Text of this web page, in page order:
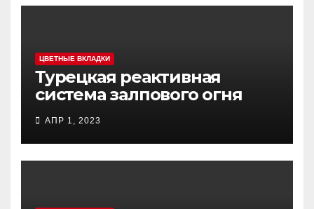
ЦВЕТНЫЕ ВКЛАДКИ
Турецкая реактивная
система залпового огня
MCL (Multi-Caliber Launcher)
АПР 1, 2023